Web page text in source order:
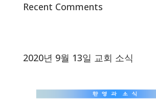
Recent Comments
2020년 9월 13일 교회 소식